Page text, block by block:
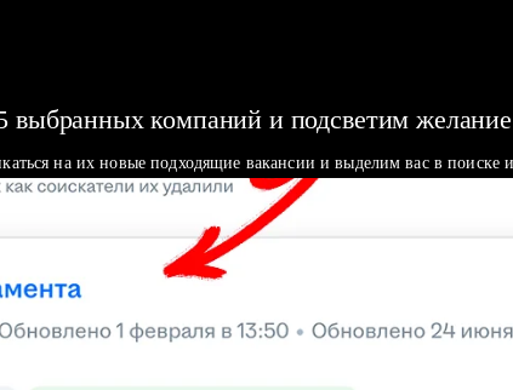
выбранных компаний и подсветим
на их новые подходящие вакансии и выделим вас в поиске